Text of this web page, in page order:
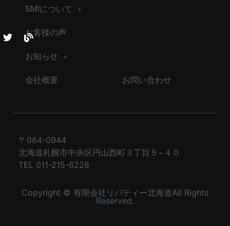
SMIについて
お客様の声
お知らせ
会社概要 お問い合わせ
〒064-0944
北海道札幌市中央区円山西町３丁目５−４０
TEL 011-215-6228
Copyright © 有限会社リバティー北海道All Rights
Reserved.